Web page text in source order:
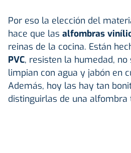
Por eso la elección del
hace que las alfombras
reinas de la cocina. Están
PVC, resisten la humedad,
limpian con agua y jabón en
Además, hoy las hay tan
distinguirlas de una alfombra